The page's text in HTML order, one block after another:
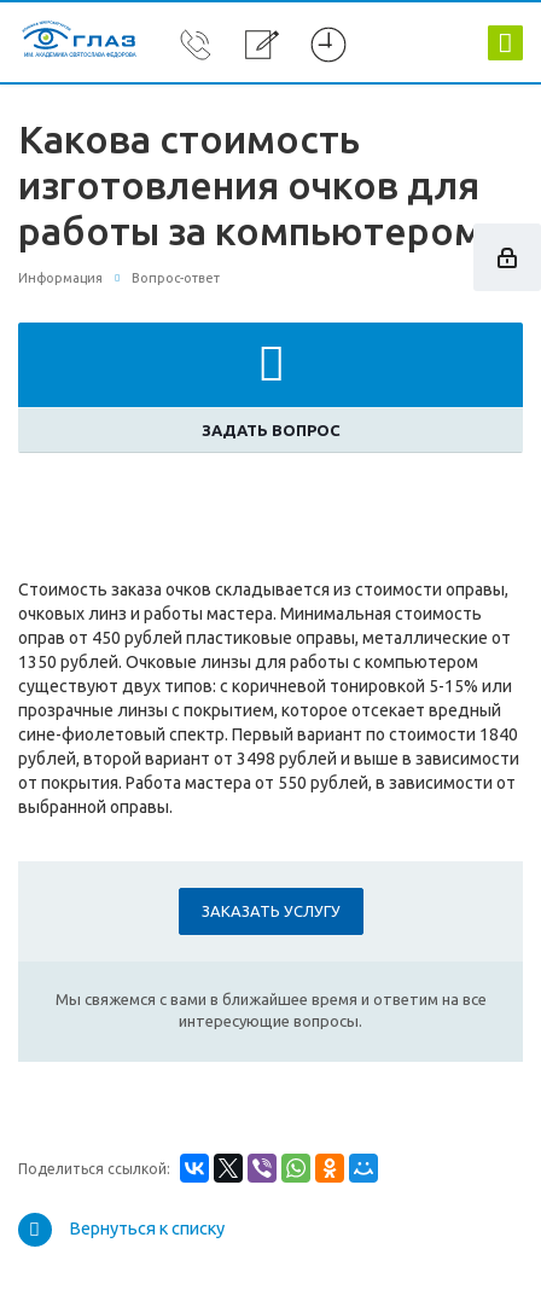
Какова стоимость
изготовления очков для
работы за компьютером.
Информация Вопрос-ответ
ЗАДАТЬ ВОПРОС
Стоимость заказа очков складывается из стоимости оправы,
очковых линз и работы мастера. Минимальная стоимость
оправ от 450 рублей пластиковые оправы, металлические от
1350 рублей. Очковые линзы для работы с компьютером
существуют двух типов: с коричневой тонировкой 5-15% или
прозрачные линзы с покрытием, которое отсекает вредный
сине-фиолетовый спектр. Первый вариант по стоимости 1840
рублей, второй вариант от 3498 рублей и выше в зависимости
от покрытия. Работа мастера от 550 рублей, в зависимости от
выбранной оправы.
ЗАКАЗАТЬ УСЛУГУ
Мы свяжемся с вами в ближайшее время и ответим на все
интересующие вопросы.
Поделиться ссылкой:
Вернуться к списку